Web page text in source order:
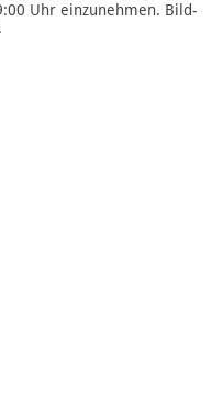
Uhr einzunehmen. Bild-